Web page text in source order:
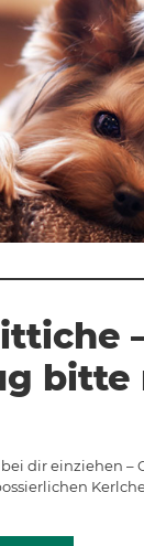
bitte
dir einziehen –